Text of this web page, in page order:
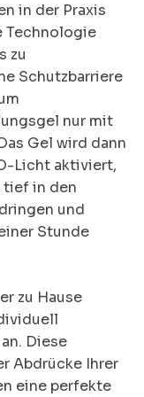
in der Praxis
Technologie
zu
Schutzbarriere
nur mit
Gel wird dann
Licht aktiviert,
tief in den
und
Stunde
zu Hause
Diese
Abdrücke Ihrer
eine perfekte